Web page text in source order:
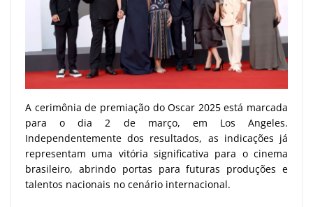
A cerimônia de premiação do Oscar 2025 está marcada
para o dia 2 de março, em Los Angeles.
Independentemente dos resultados, as indicações já
representam uma vitória significativa para o cinema
brasileiro, abrindo portas para futuras produções e
talentos nacionais no cenário internacional.